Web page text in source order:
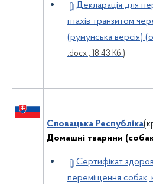
Декларація для
птахів транзитом
(румунська версія)
.docx , 18.43 Кб )
Словацька Республіка
Домашні тварини
Сертифікат
переміщення собак,